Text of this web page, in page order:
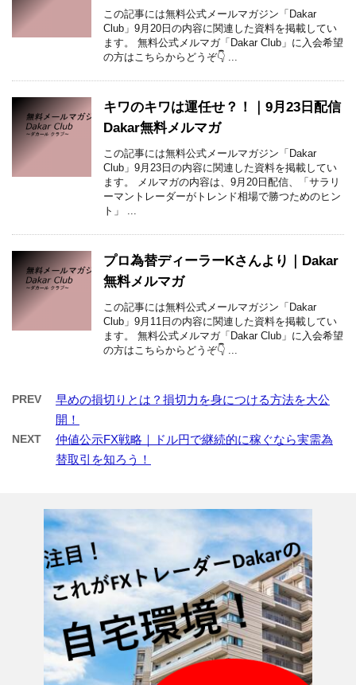
この記事には無料公式メールマガジン「Dakar
Club」9月20日の内容に関連した資料を掲載してい
ます。 無料公式メルマガ「Dakar Club」に入会希望
の方はこちらからどうぞ👇 ...
キワのキワは運任せ？！｜9月23日配信
Dakar無料メルマガ
この記事には無料公式メールマガジン「Dakar
Club」9月23日の内容に関連した資料を掲載してい
ます。 メルマガの内容は、9月20日配信、「サラリ
ーマントレーダーがトレンド相場で勝つためのヒン
ト」 ...
プロ為替ディーラーKさんより｜Dakar
無料メルマガ
この記事には無料公式メールマガジン「Dakar
Club」9月11日の内容に関連した資料を掲載してい
ます。 無料公式メルマガ「Dakar Club」に入会希望
の方はこちらからどうぞ👇 ...
PREV
早めの損切りとは？損切力を身につける方法を大公
開！
NEXT
仲値公示FX戦略｜ドル円で継続的に稼ぐなら実需為
替取引を知ろう！